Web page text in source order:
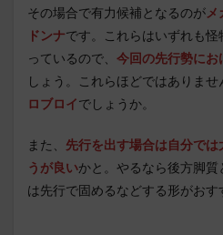
その場合で有力候補となるのが
ドンナです。これらはいずれも
っているので、 今回の先行勢にお
しょう。これらほどではありませ
ロブロイでしょうか。
また、 先行を出す場合は自分で
うが良いかと。やるなら後方脚質
は先行で固めるなどする形がおす